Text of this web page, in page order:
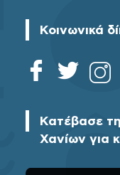
Κοινωνικά
Κατέβασε
Χανίων για